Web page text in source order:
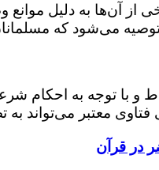
از آن‌ها به دلیل
می‌شود که
و با توجه به احکام
معتبر می‌تواند
در قرآن